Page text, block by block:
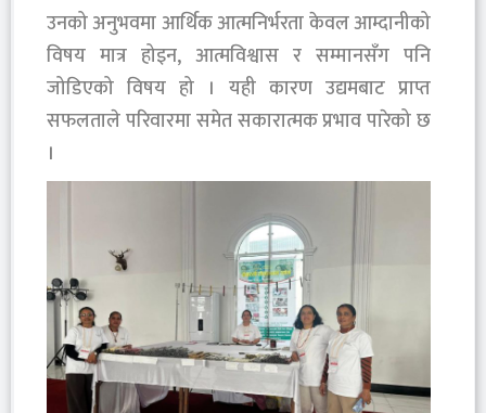
उनको अनुभवमा आर्थिक आत्मनिर्भरता केवल आम्दानीको
विषय मात्र होइन, आत्मविश्वास र सम्मानसँग पनि
जोडिएको विषय हो । यही कारण उद्यमबाट प्राप्त
सफलताले परिवारमा समेत सकारात्मक प्रभाव पारेको छ
।